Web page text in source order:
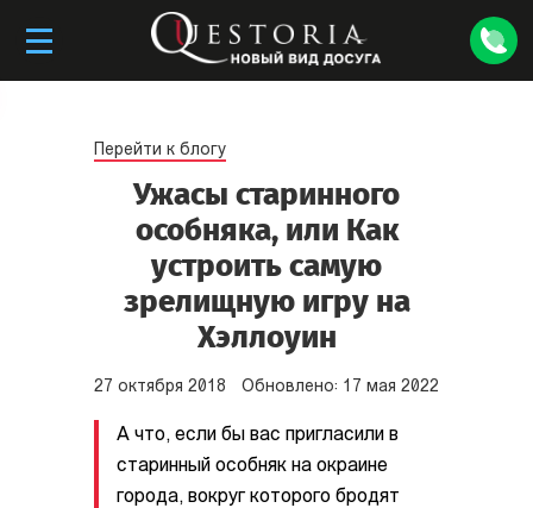
Перейти к блогу
Ужасы старинного
особняка, или Как
устроить самую
зрелищную игру на
Хэллоуин
27 октября 2018 Обновлено: 17 мая 2022
А что, если бы вас пригласили в
старинный особняк на окраине
города, вокруг которого бродят